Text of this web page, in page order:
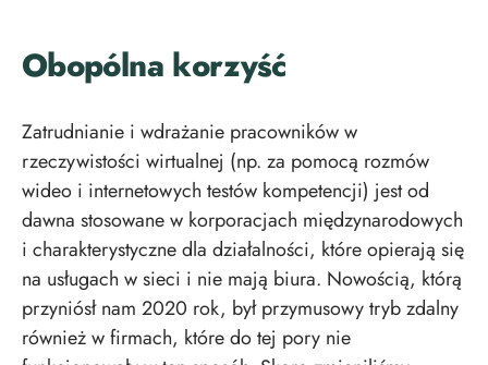
Obopólna korzyść
Zatrudnianie i wdrażanie pracowników w
rzeczywistości wirtualnej (np. za pomocą rozmów
wideo i internetowych testów kompetencji) jest od
dawna stosowane w korporacjach międzynarodowych
i charakterystyczne dla działalności, które opierają się
na usługach wsieci i nie mają biura. Nowością, którą
przyniósł nam 2020 rok, był przymusowy tryb zdalny
również w firmach, które do tej pory nie